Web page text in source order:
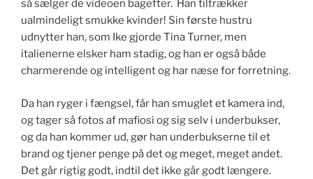
så sælger de videoen bagefter. Han tiltrækker
ualmindeligt smukke kvinder! Sin første hustru
udnytter han, som Ike gjorde Tina Turner, men
italienerne elsker ham stadig, og han er også både
charmerende og intelligent og har næse for forretning.
Da han ryger i fængsel, får han smuglet et kamera ind,
og tager så fotos af mafiosi og sig selv i underbukser,
og da han kommer ud, gør han underbukserne til et
brand og tjener penge på det og meget, meget andet.
Det går rigtig godt, indtil det ikke går godt længere.